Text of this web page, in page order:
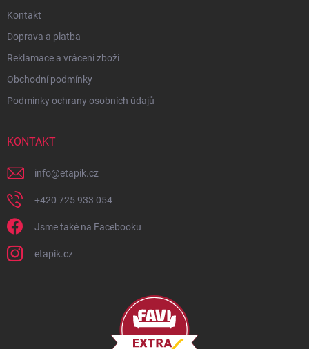
Kontakt
Doprava a platba
Reklamace a vrácení zboží
Obchodní podmínky
Podmínky ochrany osobních údajů
KONTAKT
info@etapik.cz
+420 725 933 054
Jsme také na Facebooku
etapik.cz